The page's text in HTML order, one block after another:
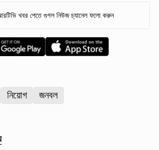
খবর পেতে গুগল নিউজ চ্যানেল ফলো করুন
নিয়োগ জনবল